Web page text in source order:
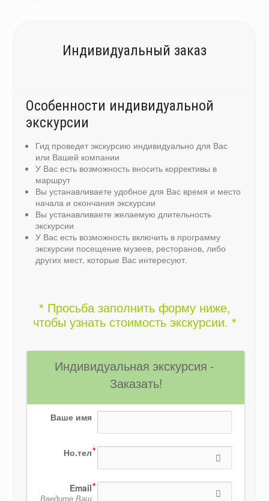
Индивидуальный заказ
Особенности индивидуальной
экскурсии
Гид проведет экскурсию индивидуально для Вас
или Вашей компании
У Вас есть возможность вносить коррективы в
маршрут
Вы устанавливаете удобное для Вас время и место
начала и окончания экскурсии
Вы устанавливаете желаемую длительность
экскурсии
У Вас есть возможность включить в программу
экскурсии посещение музеев, ресторанов, либо
других мест, которые Вас интересуют.
* Просьба заполнить форму ниже,
чтобы узнать стоимость экскурсии. *
Индивидуальная экскурсия -
Заказать!
Ваше имя
Но.тел
Email
Введите Ваш